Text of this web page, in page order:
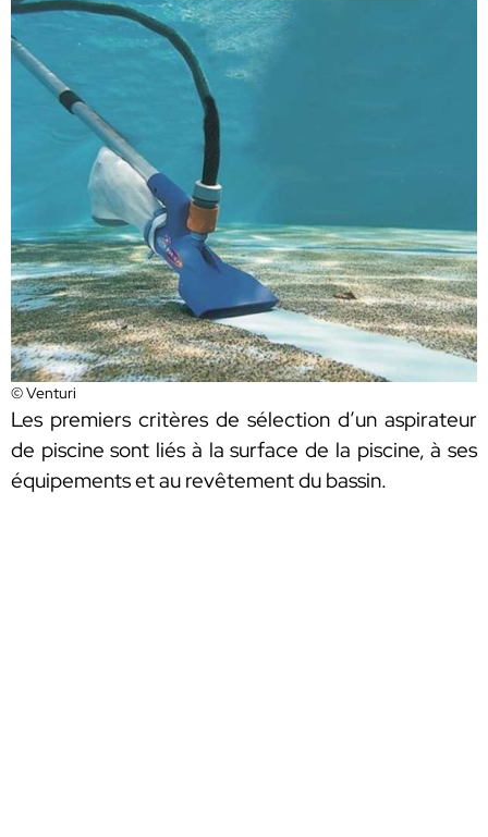
© Venturi
Les premiers critères de sélection d’un aspirateur
de piscine sont liés à la surface de la piscine, à ses
équipements et au revêtement du bassin.